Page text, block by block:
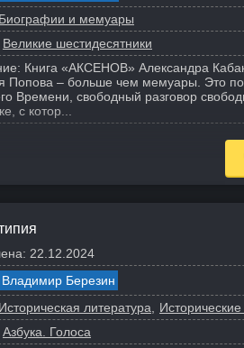
Биографии и мемуары
Великие шестидесятники
Книга «АКСЕНОВ» Александра
Попова – больше чем мемуары. Это
Времени, свободный разговор
с котор...
22.12.2024
Владимир Березин
Историческая литература
Азбука. Голоса